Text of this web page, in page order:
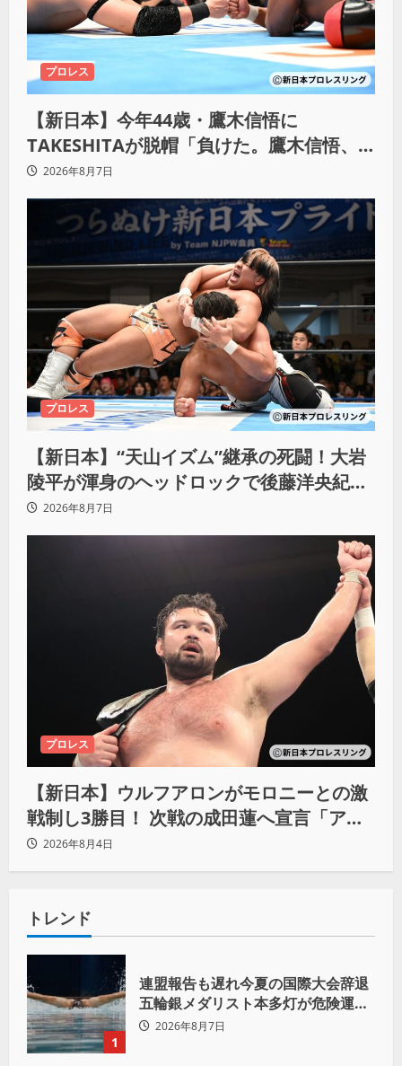
プロレス
【新日本】今年44歳・鷹木信悟に
TAKESHITAが脱帽「負けた。鷹木信悟、
強いわ！」
2026年8月7日
プロレス
【新日本】“天山イズム”継承の死闘！大岩
陵平が渾身のヘッドロックで後藤洋央紀か
らタップ奪取 執念の「リベンジ＆4勝目」
2026年8月7日
プロレス
【新日本】ウルフアロンがモロニーとの激
戦制し3勝目！ 次戦の成田蓮へ宣言「アイ
ツの王道を俺の王道でぶち壊す」
2026年8月4日
トレンド
1
連盟報告も遅れ今夏の国際大会辞退
五輪銀メダリスト本多灯が危険運転
致傷で起訴
2026年8月7日